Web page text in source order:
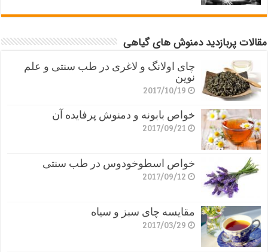
مقالات پربازدید دمنوش های گیاهی
چای اولانگ و لاغری در طب سنتی و علم
نوین
2017/10/19
خواص بابونه و دمنوش پرفایده آن
2017/09/21
خواص اسطوخودوس در طب سنتی
2017/09/12
مقایسه چای سبز و سیاه
2017/03/29